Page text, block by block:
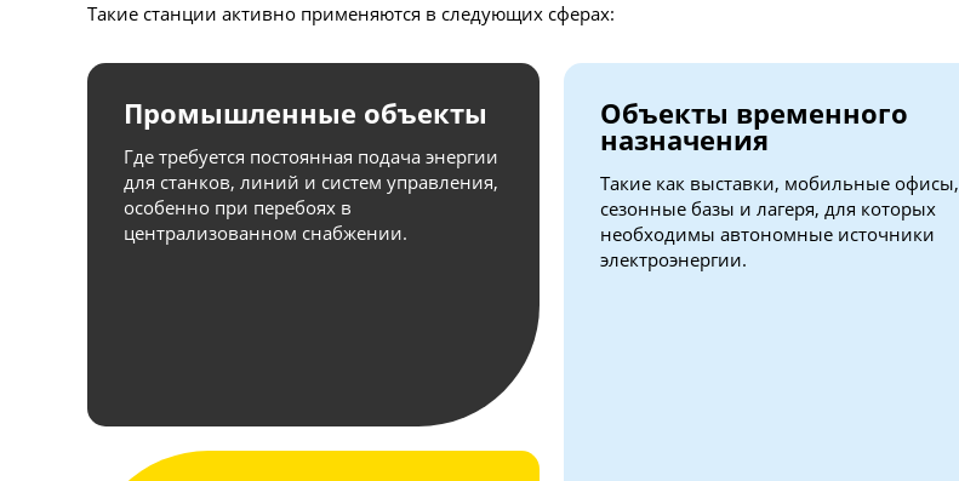
Такие станции активно применяются в следующих сферах:
Промышленные объекты
Где требуется постоянная подача энергии
для станков, линий и систем управления,
особенно при перебоях в
централизованном снабжении.
Объекты временного
назначения
Такие как выставки, мобильные офисы,
сезонные базы и лагеря, для которых
необходимы автономные источники
электроэнергии.